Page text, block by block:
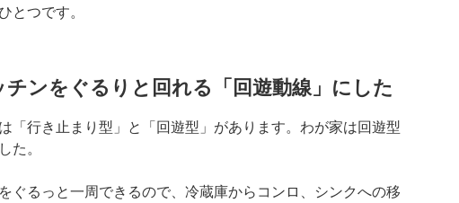
とつです。
ンをぐるりと回れる「回遊動線」にした
「行き止まり型」と「回遊型」があります。わが家は回遊型
た。
ぐるっと一周できるので、冷蔵庫からコンロ、シンクへの移